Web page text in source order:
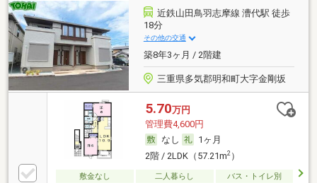
近鉄山田鳥羽志摩線 漕代駅 徒歩
18分
その他の交通
築8年3ヶ月 / 2階建
三重県多気郡明和町大字金剛坂
5.70万円
管理費4,600円
なし
1ヶ月
2階 / 2LDK（57.21m2）
敷金なし 二人暮らし
バス・トイレ別